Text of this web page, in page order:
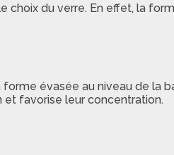
choix du verre. En effet, la
évasée au niveau de la
et favorise leur concentration.